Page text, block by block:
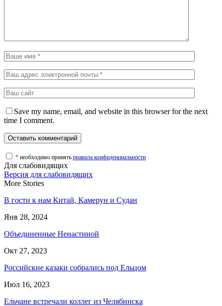
Save my name, email, and website in this browser for the next
time I comment.
* необходимо принять правила конфиденциальности
Для слабовидящих
Версия для слабовидящих
More Stories
В гости к нам Китай, Камерун и Судан
Янв 28, 2024
Объединенные Ненастиной
Окт 27, 2023
Российские казаки собрались под Ельцом
Июл 16, 2023
Ельчане встречали коллег из Челябинска